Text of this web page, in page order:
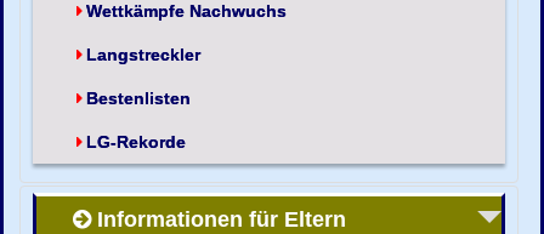
Wettkämpfe Nachwuchs
Langstreckler
Bestenlisten
LG-Rekorde
Informationen für Eltern